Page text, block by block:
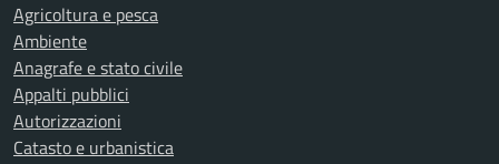
Agricoltura e pesca
Ambiente
Anagrafe e stato civile
Appalti pubblici
Autorizzazioni
Catasto e urbanistica